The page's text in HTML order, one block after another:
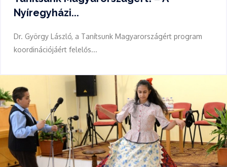
Nyíregyházi...
Dr. György László, a Tanítsunk Magyarországért program
koordinációjáért felelős...